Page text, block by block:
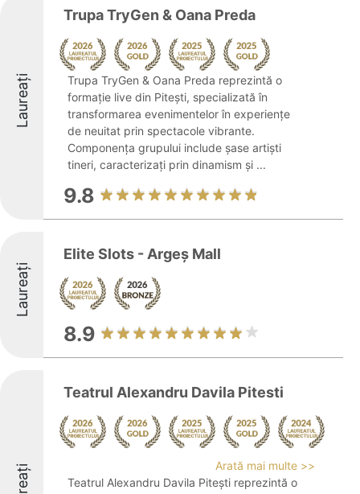
Laureați
Trupa TryGen & Oana Preda
Trupa TryGen & Oana Preda reprezintă o
formație live din Pitești, specializată în
transformarea evenimentelor în experiențe
de neuitat prin spectacole vibrante.
Componența grupului include șase artiști
tineri, caracterizați prin dinamism și ...
9.8
Laureați
Elite Slots - Argeș Mall
8.9
Teatrul Alexandru Davila Pitesti
Arată mai multe >>
Teatrul Alexandru Davila Pitești reprezintă o